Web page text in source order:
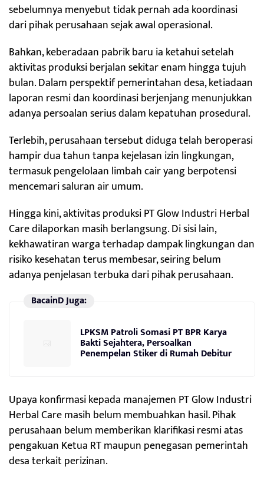
sebelumnya menyebut tidak pernah ada koordinasi
dari pihak perusahaan sejak awal operasional.
Bahkan, keberadaan pabrik baru ia ketahui setelah
aktivitas produksi berjalan sekitar enam hingga tujuh
bulan. Dalam perspektif pemerintahan desa, ketiadaan
laporan resmi dan koordinasi berjenjang menunjukkan
adanya persoalan serius dalam kepatuhan prosedural.
Terlebih, perusahaan tersebut diduga telah beroperasi
hampir dua tahun tanpa kejelasan izin lingkungan,
termasuk pengelolaan limbah cair yang berpotensi
mencemari saluran air umum.
Hingga kini, aktivitas produksi PT Glow Industri Herbal
Care dilaporkan masih berlangsung. Di sisi lain,
kekhawatiran warga terhadap dampak lingkungan dan
risiko kesehatan terus membesar, seiring belum
adanya penjelasan terbuka dari pihak perusahaan.
BacainD Juga:
LPKSM Patroli Somasi PT BPR Karya
Bakti Sejahtera, Persoalkan
Penempelan Stiker di Rumah Debitur
Upaya konfirmasi kepada manajemen PT Glow Industri
Herbal Care masih belum membuahkan hasil. Pihak
perusahaan belum memberikan klarifikasi resmi atas
pengakuan Ketua RT maupun penegasan pemerintah
desa terkait perizinan.